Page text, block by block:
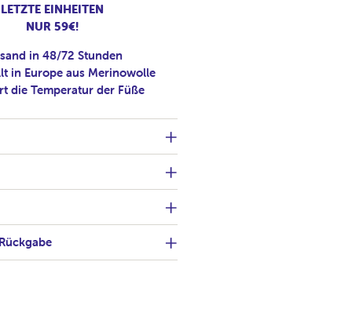
LETZTE EINHEITEN
NUR 59€!
in 48/72 Stunden
in Europe aus Merinowolle
die Temperatur der Füße